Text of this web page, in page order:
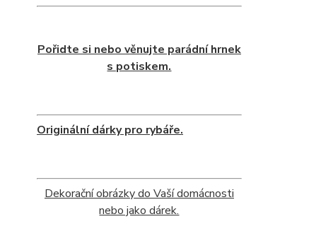
Pořidte si nebo věnujte parádní hrnek
s potiskem.
Originální dárky pro rybáře.
Dekorační obrázky do Vaší domácnosti
nebo jako dárek.